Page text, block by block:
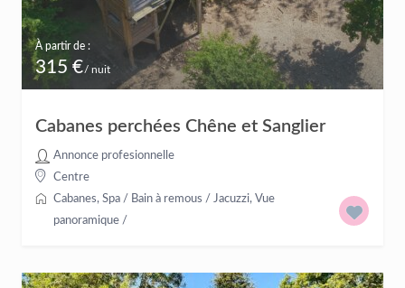
À partir de :
315 €/ nuit
Cabanes perchées Chêne et Sanglier
Annonce profesionnelle
Centre
Cabanes, Spa / Bain à remous / Jacuzzi, Vue
panoramique /